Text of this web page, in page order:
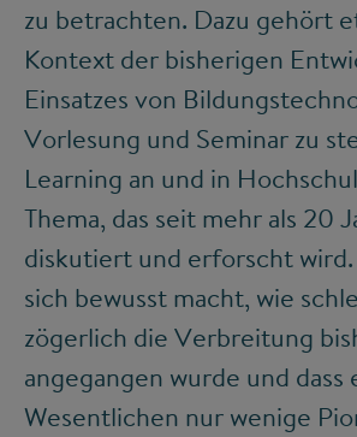
zu betrachten. Dazu gehört
Kontext der bisherigen
Einsatzes von
Vorlesung und Seminar zu
Learning an und in
Thema, das seit mehr als 20
diskutiert und erforscht wird.
sich bewusst macht, wie
zögerlich die Verbreitung
angegangen wurde und dass
Wesentlichen nur wenige